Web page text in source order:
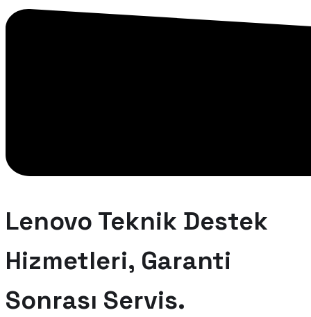
Lenovo Teknik Destek
Hizmetleri, Garanti
Sonrası Servis.